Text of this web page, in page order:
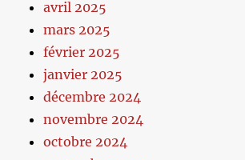
avril 2025
mars 2025
février 2025
janvier 2025
décembre 2024
novembre 2024
octobre 2024